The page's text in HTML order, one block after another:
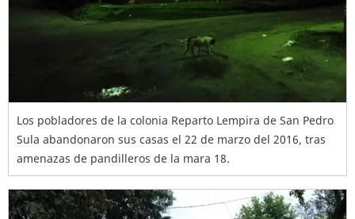
Los pobladores de la colonia Reparto Lempira de San Pedro
Sula abandonaron sus casas el 22 de marzo del 2016, tras
amenazas de pandilleros de la mara 18.